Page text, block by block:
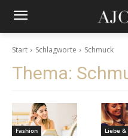
Start Schlagworte Schmuck
Thema:
Fashion Liebe